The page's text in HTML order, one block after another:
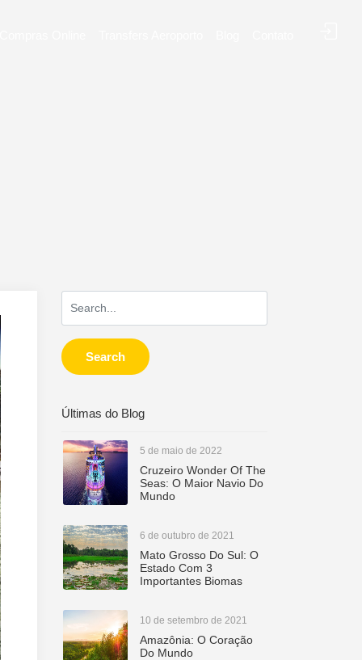
Search
Últimas do Blog
5 de maio de 2022
Cruzeiro Wonder Of The
Seas: O Maior Navio Do
Mundo
6 de outubro de 2021
Mato Grosso Do Sul: O
Estado Com 3
Importantes Biomas
10 de setembro de 2021
Amazônia: O Coração
Do Mundo